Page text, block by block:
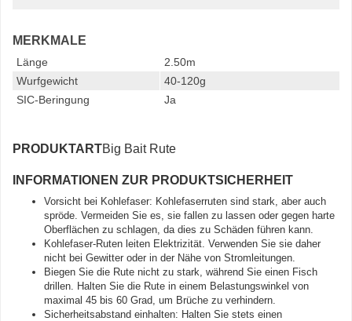
MERKMALE
Länge
2.50m
Wurfgewicht
40-120g
SIC-Beringung
Ja
PRODUKTARTBig Bait Rute
INFORMATIONEN ZUR PRODUKTSICHERHEIT
Vorsicht bei Kohlefaser: Kohlefaserruten sind stark, aber auch
spröde. Vermeiden Sie es, sie fallen zu lassen oder gegen harte
Oberflächen zu schlagen, da dies zu Schäden führen kann.
Kohlefaser-Ruten leiten Elektrizität. Verwenden Sie sie daher
nicht bei Gewitter oder in der Nähe von Stromleitungen.
Biegen Sie die Rute nicht zu stark, während Sie einen Fisch
drillen. Halten Sie die Rute in einem Belastungswinkel von
maximal 45 bis 60 Grad, um Brüche zu verhindern.
Sicherheitsabstand einhalten: Halten Sie stets einen